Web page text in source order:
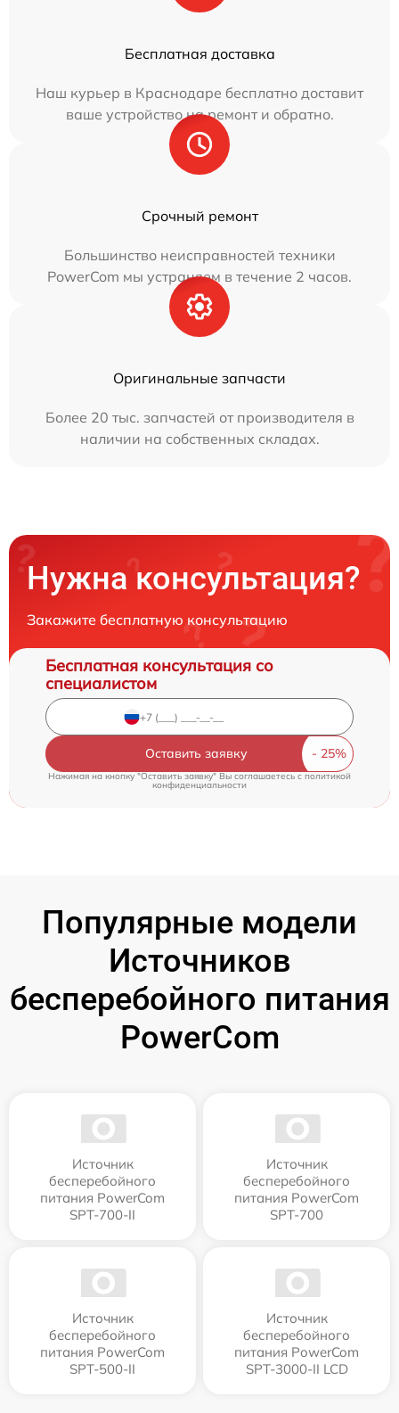
Бесплатная доставка
Наш курьер в Краснодаре бесплатно доставит
ваше устройство на ремонт и обратно.
Срочный ремонт
Большинство неисправностей техники
PowerCom мы устраняем в течение 2 часов.
Оригинальные запчасти
Более 20 тыс. запчастей от производителя в
наличии на собственных складах.
Нужна консультация?
Закажите бесплатную консультацию
Бесплатная консультация со
специалистом
Оставить заявку
Нажимая на кнопку "Оставить заявку" Вы соглашаетесь cполитикой
конфиденциальности
Популярные модели
Источников
бесперебойного питания
PowerCom
Источник
бесперебойного
питания PowerCom
SPT-700-II
Источник
бесперебойного
питания PowerCom
SPT-700
Источник
бесперебойного
питания PowerCom
SPT-500-II
Источник
бесперебойного
питания PowerCom
SPT-3000-II LCD